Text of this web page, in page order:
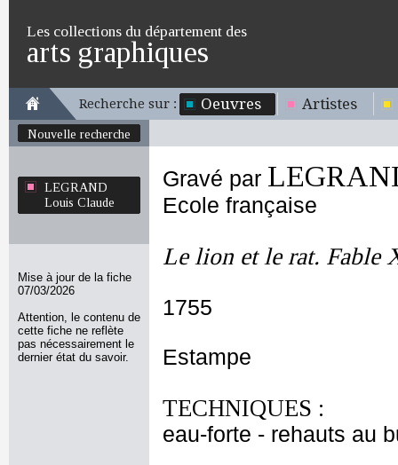
Les collections du département des
arts graphiques
Recherche sur : Oeuvres Artistes
Nouvelle recherche
LEGRAND
Louis Claude
Mise à jour de la fiche
07/03/2026
Attention, le contenu de
cette fiche ne reflète
pas nécessairement le
dernier état du savoir.
Gravé par
Ecole française
Le lion et le rat. Fable
1755
Estampe
TECHNIQUES :
eau-forte - rehauts au